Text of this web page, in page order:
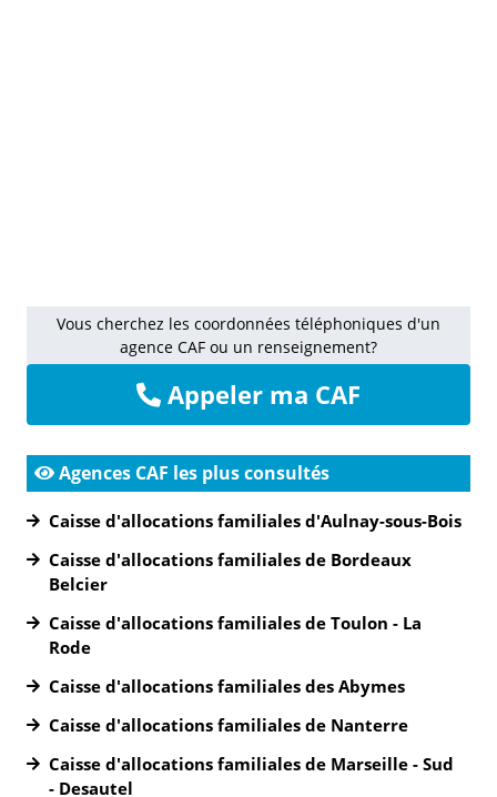
Vous cherchez les coordonnées téléphoniques d'un
agence CAF ou un renseignement?
Appeler ma CAF
Agences CAF les plus consultés
Caisse d'allocations familiales d'Aulnay-sous-Bois
Caisse d'allocations familiales de Bordeaux
Belcier
Caisse d'allocations familiales de Toulon - La
Rode
Caisse d'allocations familiales des Abymes
Caisse d'allocations familiales de Nanterre
Caisse d'allocations familiales de Marseille - Sud
- Desautel